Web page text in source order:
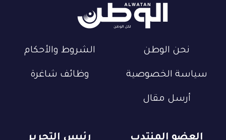
نحن الوطن الشروط والأحكام
سياسة الخصوصية وظائف شاغرة
أرسل مقال